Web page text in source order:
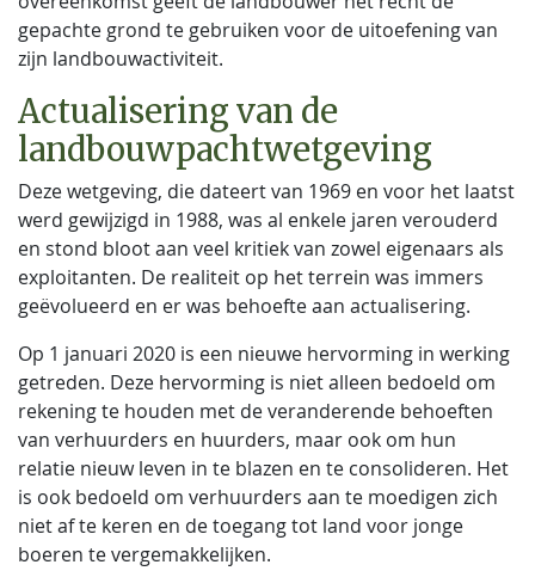
gepachte grond te gebruiken voor de uitoefening van
zijn landbouwactiviteit.
Actualisering van de
landbouwpachtwetgeving
Deze wetgeving, die dateert van 1969 en voor het laatst
werd gewijzigd in 1988, was al enkele jaren verouderd
en stond bloot aan veel kritiek van zowel eigenaars als
exploitanten. De realiteit op het terrein was immers
geëvolueerd en er was behoefte aan actualisering.
Op 1 januari 2020 is een nieuwe hervorming in werking
getreden. Deze hervorming is niet alleen bedoeld om
rekening te houden met de veranderende behoeften
van verhuurders en huurders, maar ook om hun
relatie nieuw leven in te blazen en te consolideren. Het
is ook bedoeld om verhuurders aan te moedigen zich
niet af te keren en de toegang tot land voor jonge
boeren te vergemakkelijken.